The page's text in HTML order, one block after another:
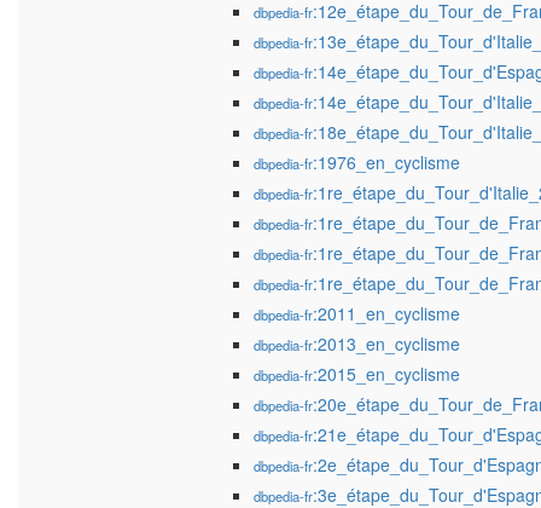
dbpedia-fr
dbpedia-fr
dbpedia-fr
dbpedia-fr
dbpedia-fr
dbpedia-fr:1976_en_cyclisme
dbpedia-fr
dbpedia-fr
dbpedia-fr
dbpedia-fr
dbpedia-fr:2011_en_cyclisme
dbpedia-fr:2013_en_cyclisme
dbpedia-fr:2015_en_cyclisme
dbpedia-fr
dbpedia-fr
dbpedia-fr
dbpedia-fr